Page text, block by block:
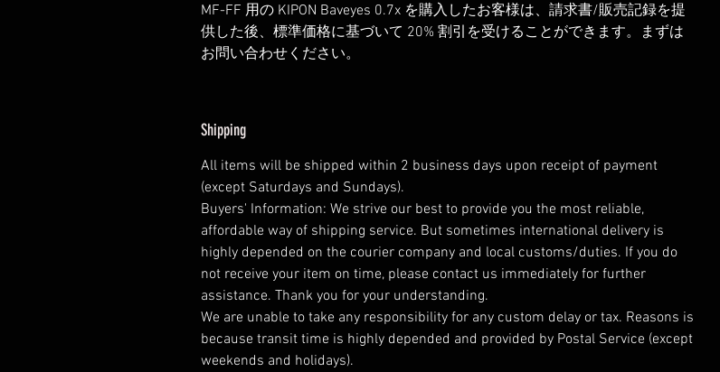
MF-FF 用の KIPON Baveyes 0.7x を購入したお客様は、請求書/販売記録を提
供した後、標準価格に基づいて 20% 割引を受けることができます。まずは
お問い合わせください。
Shipping
All items will be shipped within 2 business days upon receipt of payment
(except Saturdays and Sundays).
Buyers' Information: We strive our best to provide you the most reliable,
affordable way of shipping service. But sometimes international delivery is
highly depended on the courier company and local customs/duties. If you do
not receive your item on time, please contact us immediately for further
assistance. Thank you for your understanding.
We are unable to take any responsibility for any custom delay or tax. Reasons is
because transit time is highly depended and provided by Postal Service (except
weekends and holidays).